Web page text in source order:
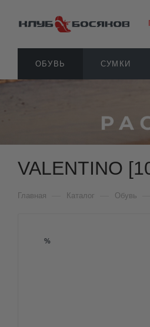
ОБУВЬ СУМКИ
VALENTINO
Главная Каталог Обувь
%